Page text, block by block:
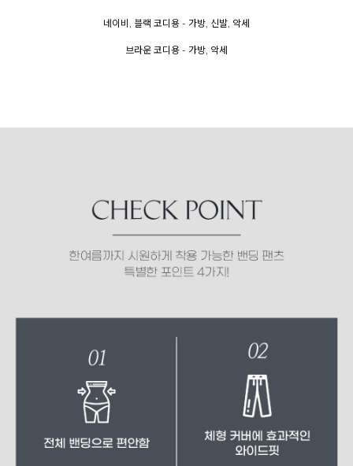
네이비, 블랙 코디용 - 가방, 신발, 악세
브라운 코디용 - 가방, 악세